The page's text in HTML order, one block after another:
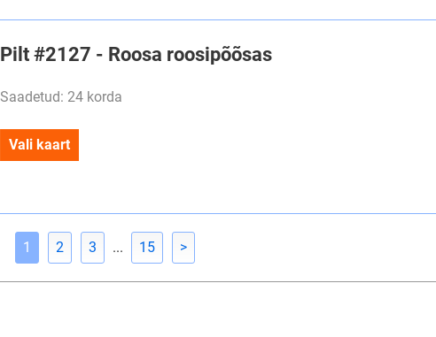
Pilt #2127 - Roosa roosipõõsas
Saadetud: 24 korda
Vali kaart
1 2 3 ... 15 >